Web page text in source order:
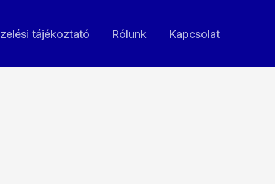
tájékoztató Rólunk Kapcsolat